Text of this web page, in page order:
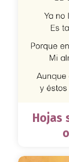
Hojas